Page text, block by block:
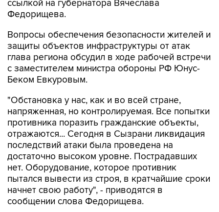
Вопросы обеспечения безопасности жителей и
глава региона обсудил в ходе рабочей встречи
с заместителем министра обороны РФ Юнус-
Беком Евкуровым.
"Обстановка у нас, как и во всей стране,
противника поразить гражданские объекты,
отражаются... Сегодня в Сызрани ликвидация
последствий атаки была проведена на
достаточно высоком уровне. Пострадавших
нет. Оборудование, которое противник
пытался вывести из строя, в кратчайшие сроки
начнет свою работу", - приводятся в
сообщении слова Федорищева.
Глава региона рассказал о формировании